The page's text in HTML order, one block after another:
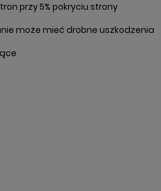
przy 5% pokryciu strony
może mieć drobne uszkodzenia